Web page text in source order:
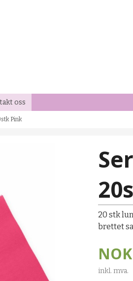
oss
Pink
20 stk
brettet
NOK
inkl. mva.